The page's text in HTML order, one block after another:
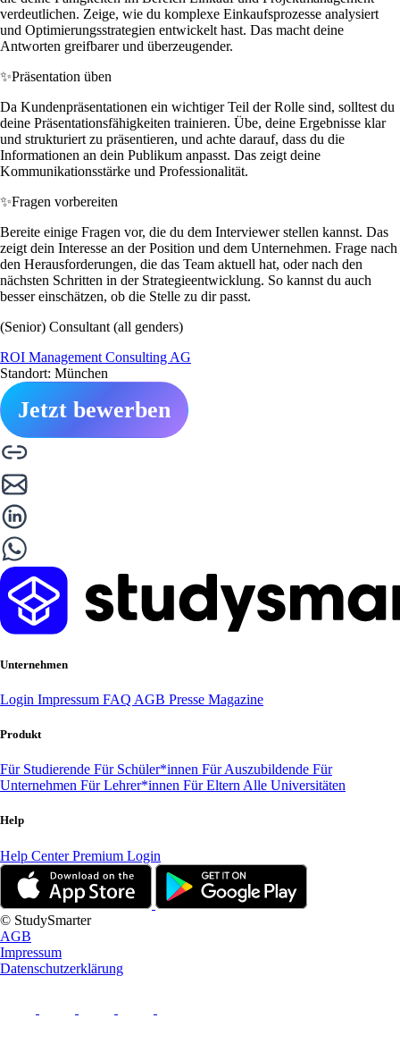
verdeutlichen. Zeige, wie du komplexe Einkaufsprozesse analysiert
und Optimierungsstrategien entwickelt hast. Das macht deine
Antworten greifbarer und überzeugender.
✨Präsentation üben
Da Kundenpräsentationen ein wichtiger Teil der Rolle sind, solltest du
deine Präsentationsfähigkeiten trainieren. Übe, deine Ergebnisse klar
und strukturiert zu präsentieren, und achte darauf, dass du die
Informationen an dein Publikum anpasst. Das zeigt deine
Kommunikationsstärke und Professionalität.
✨Fragen vorbereiten
Bereite einige Fragen vor, die du dem Interviewer stellen kannst. Das
zeigt dein Interesse an der Position und dem Unternehmen. Frage nach
den Herausforderungen, die das Team aktuell hat, oder nach den
nächsten Schritten in der Strategieentwicklung. So kannst du auch
besser einschätzen, ob die Stelle zu dir passt.
(Senior) Consultant (all genders)
ROI Management Consulting AG
Standort: München
Jetzt bewerben
Unternehmen
Login Impressum FAQ AGB Presse Magazine
Produkt
Für Studierende Für Schüler*innen Für Auszubildende Für
Unternehmen Für Lehrer*innen Für Eltern Alle Universitäten
Help
Help CenterPremium Login
© StudySmarter
AGB
Impressum
Datenschutzerklärung